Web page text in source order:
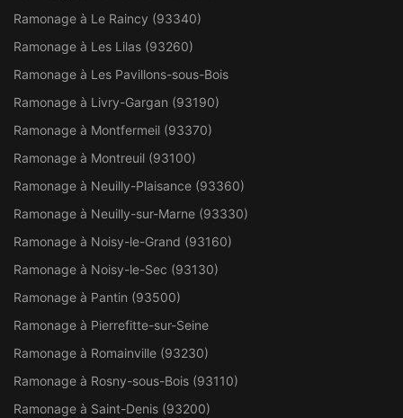
Ramonage à Le Raincy (93340)
Ramonage à Les Lilas (93260)
Ramonage à Les Pavillons-sous-Bois
Ramonage à Livry-Gargan (93190)
Ramonage à Montfermeil (93370)
Ramonage à Montreuil (93100)
Ramonage à Neuilly-Plaisance (93360)
Ramonage à Neuilly-sur-Marne (93330)
Ramonage à Noisy-le-Grand (93160)
Ramonage à Noisy-le-Sec (93130)
Ramonage à Pantin (93500)
Ramonage à Pierrefitte-sur-Seine
Ramonage à Romainville (93230)
Ramonage à Rosny-sous-Bois (93110)
Ramonage à Saint-Denis (93200)